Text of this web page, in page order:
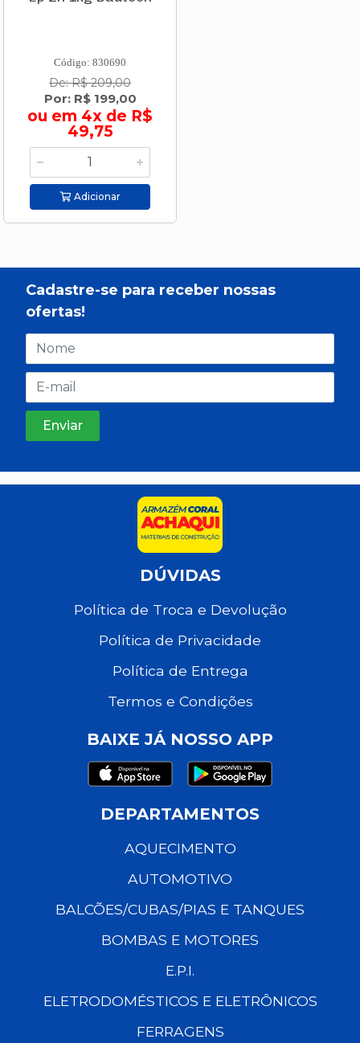
Código: 830690
De: R$ 209,00
Por: R$ 199,00
ou em 4x de R$
49,75
Adicionar
Cadastre-se para receber nossas
ofertas!
DÚVIDAS
Política de Troca e Devolução
Política de Privacidade
Política de Entrega
Termos e Condições
BAIXE JÁ NOSSO APP
DEPARTAMENTOS
AQUECIMENTO
AUTOMOTIVO
BALCÕES/CUBAS/PIAS E TANQUES
BOMBAS E MOTORES
E.P.I.
ELETRODOMÉSTICOS E ELETRÔNICOS
FERRAGENS